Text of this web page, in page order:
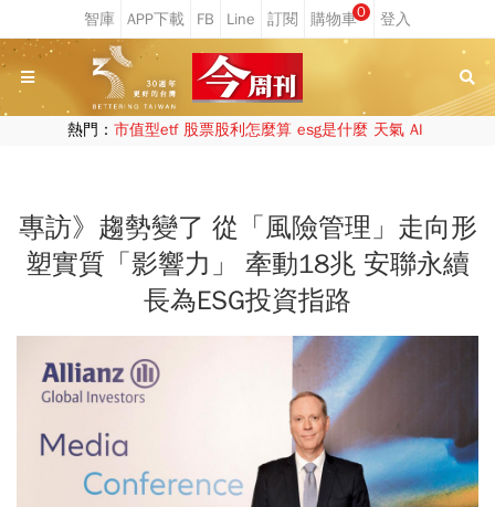
0
熱門： 市值型etf 股票股利怎麼算 esg是什麼 天氣 AI
專訪》趨勢變了 從「風險管理」走向形
塑實質「影響力」 牽動18兆 安聯永續
長為ESG投資指路